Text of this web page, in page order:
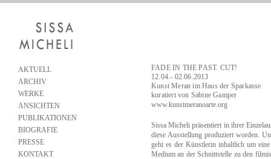
AKTUELL
ARCHIV
WERKE
ANSICHTEN
PUBLIKATIONEN
BIOGRAFIE
PRESSE
KONTAKT
FADE IN THE PAST. CUT!
12.04.- 02.06.2013
Kunst Meran im Haus der Sparkasse
kuratiert von Sabine Gamper
www.kunstmeranoarte.org
Sissa Micheli präsentiert in ihrer
diese Ausstellung produziert worden.
geht es der Künstlerin inhaltlich um
Medium an der Schnittstelle zu den